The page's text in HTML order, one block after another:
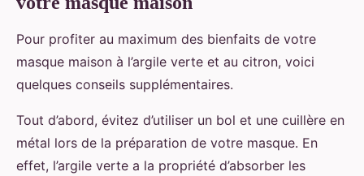
Pour profiter au maximum des bienfaits de votre
masque maison à l’argile verte et au citron, voici
quelques conseils supplémentaires.
Tout d’abord, évitez d’utiliser un bol et une cuillère en
métal lors de la préparation de votre masque. En
effet, l’argile verte a la propriété d’absorber les